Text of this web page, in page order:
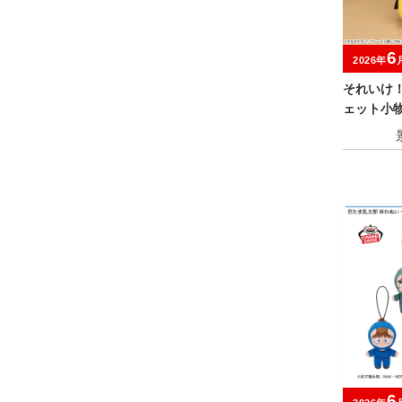
それいけ
ェット小
2026年6